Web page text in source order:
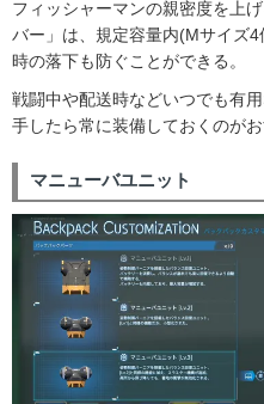
フィッシャーマンの親密度を上
バー」は、規定容量内(Mサイズ
時の落下も防ぐことができる。
戦闘中や配送時などいつでも有
手したら常に装備しておくのがお
マニューバユニット